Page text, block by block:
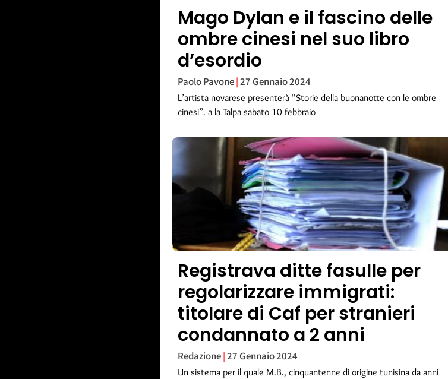
Mago Dylan e il fascino delle
ombre cinesi nel suo libro
d’esordio
Paolo Pavone 27 Gennaio 2024
L’artista novarese presenterà “Storie della buonanotte con le ombre
cinesi”. a la Talpa sabato 10 febbraio
Registrava ditte fasulle per
regolarizzare immigrati:
titolare di Caf per stranieri
condannato a 2 anni
Redazione 27 Gennaio 2024
Un sistema per il quale M.B., cinquantenne di origine tunisina da anni